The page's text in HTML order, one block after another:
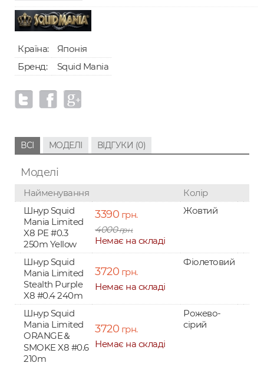
Країна:
Японія
Бренд:
Squid Mania
ВСІ МОДЕЛІ ВІДГУКИ (0)
Моделі
Найменування
Колір
Шнур Squid
Mania Limited
X8 PE #0.3
250m Yellow
3390 грн.
4000грн.
Немає на складі
Жовтий
Шнур Squid
Mania Limited
Stealth Purple
X8 #0.4 240m
3720 грн.
Немає на складі
Фіолетовий
Шнур Squid
Mania Limited
ORANGE＆
SMOKE X8 #0.6
210m
3720 грн.
Немає на складі
Рожево-
сірий